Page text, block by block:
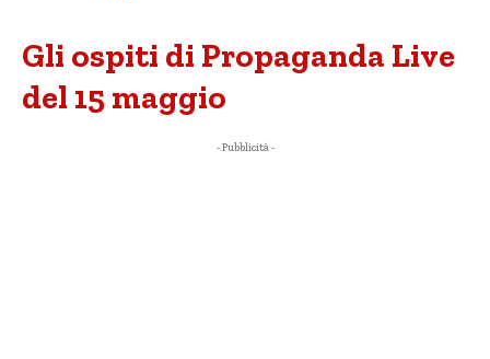
Gli ospiti di Propaganda Live
del 15 maggio
- Pubblicità -